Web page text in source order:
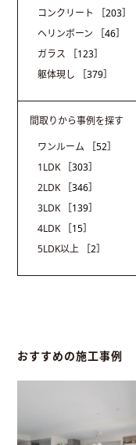
コンクリート
［203］
ヘリンボーン
［46］
ガラス
［123］
躯体現し
［379］
間取りから事例を探す
ワンルーム
［52］
1LDK
［303］
2LDK
［346］
3LDK
［139］
4LDK
［15］
5LDK以上
［2］
おすすめの施工事例